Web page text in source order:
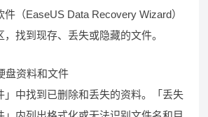
（EaseUS Data Recovery Wizard）
找到现存、丢失或隐藏的文件。
盘资料和文件
」中找到已删除和丢失的资料。「丢失